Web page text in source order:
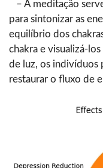
– A meditação
para sintonizar as
equilíbrio dos
chakra e visualizá-
de luz, os indivíduos
restaurar o fluxo de